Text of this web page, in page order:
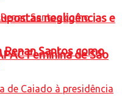
negligências e
Feminina de São
Santos como